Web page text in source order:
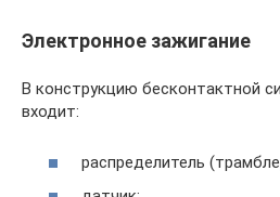
Электронное зажигание
В конструкцию бесконтактной
входит:
распределитель